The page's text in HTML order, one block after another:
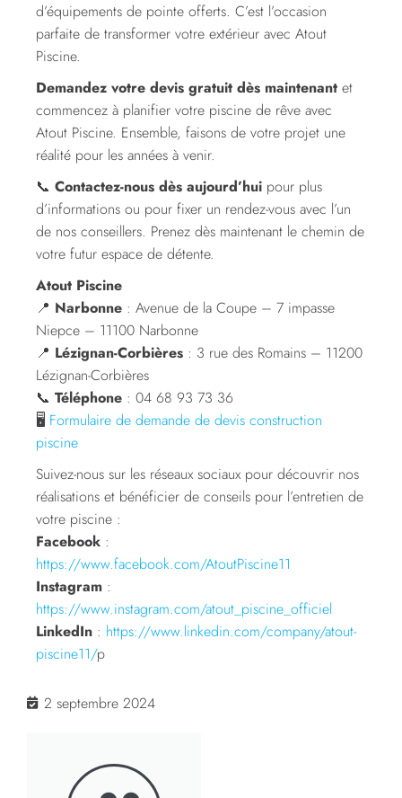
d’équipements de pointe offerts. C’est l’occasion
parfaite de transformer votre extérieur avec Atout
Piscine.
Demandez votre devis gratuit dès maintenant et
commencez à planifier votre piscine de rêve avec
Atout Piscine. Ensemble, faisons de votre projet une
réalité pour les années à venir.
📞 Contactez-nous dès aujourd’hui pour plus
d’informations ou pour fixer un rendez-vous avec l’un
de nos conseillers. Prenez dès maintenant le chemin de
votre futur espace de détente.
Atout Piscine
📍 Narbonne : Avenue de la Coupe – 7 impasse
Niepce – 11100 Narbonne
📍 Lézignan-Corbières : 3 rue des Romains – 11200
Lézignan-Corbières
📞 Téléphone : 04 68 93 73 36
🖥️ Formulaire de demande de devis construction
piscine
Suivez-nous sur les réseaux sociaux pour découvrir nos
réalisations et bénéficier de conseils pour l’entretien de
votre piscine :
Facebook :
https://www.facebook.com/AtoutPiscine11
Instagram :
https://www.instagram.com/atout_piscine_officiel
LinkedIn : https://www.linkedin.com/company/atout-
piscine11/p
2 septembre 2024